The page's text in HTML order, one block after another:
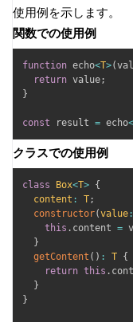
使用例を示します。
関数での使用例
function echo<T>(
return value;
}
const result = echo<
クラスでの使用例
class Box<T> {
content : T;
constructor(value :
this . content =
}
getContent ( ) : T {
return this .
}
}